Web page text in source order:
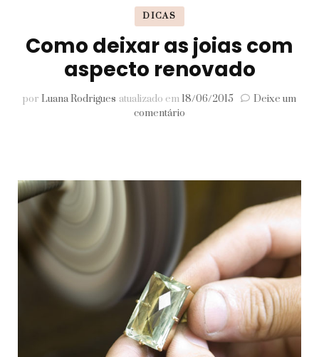
DICAS
Como deixar as joias com
aspecto renovado
por Luana Rodrigues atualizado em 18/06/2015
Deixe um
comentário
com